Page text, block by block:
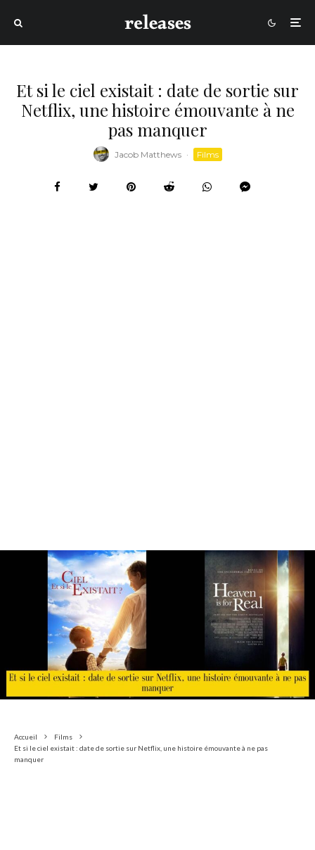
Et si le ciel existait : date de sortie sur
Netflix, une histoire émouvante à ne
pas manquer
Jacob Matthews · Films
Accueil
Films
Et si le ciel existait : date de sortie sur Netflix, une histoire émouvante à ne pas
manquer